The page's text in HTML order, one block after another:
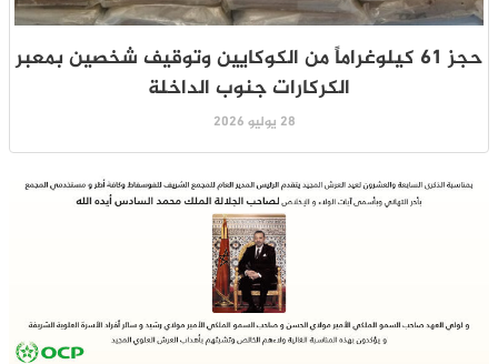
حجز 61 كيلوغراماً من الكوكايين وتوقيف شخصين بمعبر
الكركارات جنوب الداخلة
28 يوليو 2026